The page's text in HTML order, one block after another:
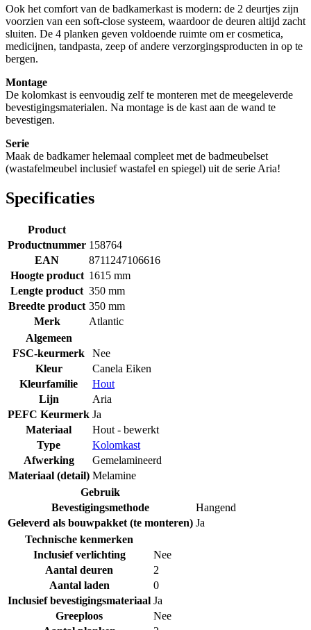
Ook het comfort van de badkamerkast is modern: de 2 deurtjes zijn
voorzien van een soft-close systeem, waardoor de deuren altijd zacht
sluiten. De 4 planken geven voldoende ruimte om er cosmetica,
medicijnen, tandpasta, zeep of andere verzorgingsproducten in op te
bergen.
Montage
De kolomkast is eenvoudig zelf te monteren met de meegeleverde
bevestigingsmaterialen. Na montage is de kast aan de wand te
bevestigen.
Serie
Maak de badkamer helemaal compleet met de badmeubelset
(wastafelmeubel inclusief wastafel en spiegel) uit de serie Aria!
Specificaties
Product
Productnummer 158764
EAN
8711247106616
Hoogte product 1615 mm
Lengte product 350 mm
Breedte product 350 mm
Merk
Atlantic
Algemeen
FSC-keurmerk
Nee
Kleur
Canela Eiken
Kleurfamilie
Hout
Lijn
Aria
PEFC Keurmerk Ja
Materiaal
Hout - bewerkt
Type
Kolomkast
Afwerking
Gemelamineerd
Materiaal (detail) Melamine
Gebruik
Bevestigingsmethode
Hangend
Geleverd als bouwpakket (te monteren) Ja
Technische kenmerken
Inclusief verlichting
Nee
Aantal deuren
2
Aantal laden
0
Inclusief bevestigingsmateriaal Ja
Greeploos
Nee